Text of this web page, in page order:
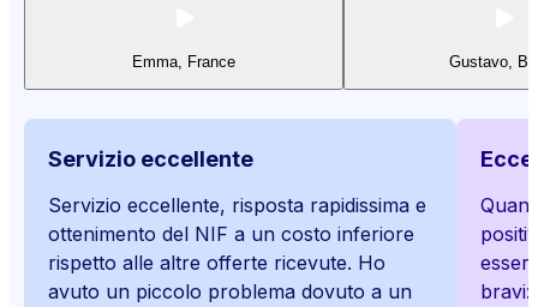
Emma, France Gustavo,
Servizio eccellente
Servizio eccellente, risposta rapidissima e
ottenimento del NIF a un costo inferiore
rispetto alle altre offerte ricevute. Ho
avuto un piccolo problema dovuto a un
bravi: